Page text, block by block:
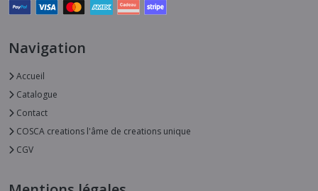
Navigation
Accueil
Catalogue
Contact
COSCA creations l'âme de creations unique
CGV